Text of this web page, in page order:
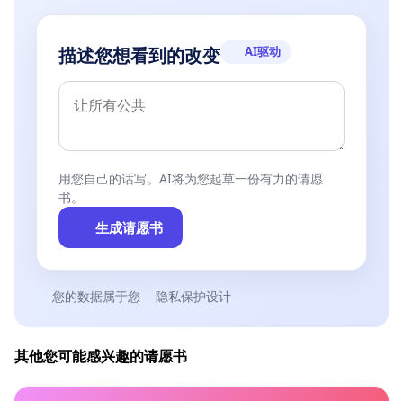
描述您想看到的改变 AI驱动
用您自己的话写。AI将为您起草一份有力的请愿
书。
生成请愿书
您的数据属于您 隐私保护设计
其他您可能感兴趣的请愿书